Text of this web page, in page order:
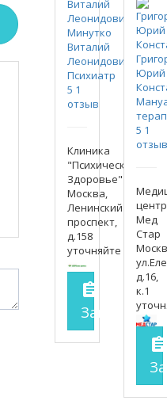
Минутко
Виталий
Леонидович
Психиатр
5 1
отзыв
Клиника
"Психическое
Здоровье"
Москва,
Ленинский
проспект,
д.158
уточняйте
assignment
Запись на
Юрий
5 1
отзыв
центр
Мед
Стар
д.16,
к.1
assignment